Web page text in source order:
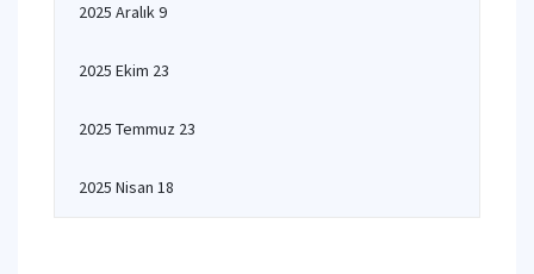
2025 Aralık 9
2025 Ekim 23
2025 Temmuz 23
2025 Nisan 18